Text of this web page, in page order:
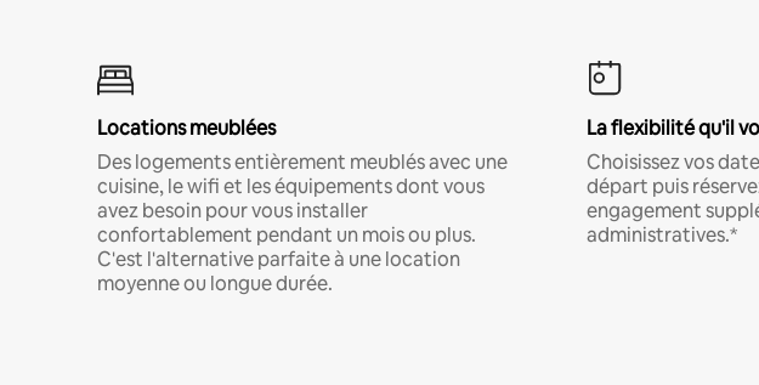
Locations meublées
Des logements entièrement meublés avec une
cuisine, le wifi et les équipements dont vous
avez besoin pour vous installer
confortablement pendant un mois ou plus.
C'est l'alternative parfaite à une location
moyenne ou longue durée.
La flexibilité qu'il
Choisissez vos
départ puis
engagement
administratives.*